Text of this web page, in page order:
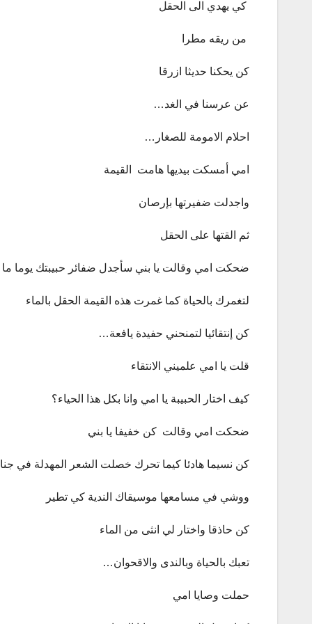
كي يهدي الى الحقل
من ريقه مطرا
كن يحكنا حديثا ازرقا
عن عرسنا في الغد…
احلام الامومة للصغار…
امي أمسكت بيديها هامت القيمة
واجدلت ضفيرتها بإرصان
ثم القتها على الحقل
ضحكت امي وقالت يا بني سأجدل ضفائر حبيبتك يوما ما
لتغمرك بالحياة كما غمرت هذه القيمة الحقل بالماء
كن إنتقائيا لتمنحني حفيدة يافعة…
قلت يا امي علميني الانتقاء
كيف اختار الحبيبة يا امي وانا بكل هذا الحياء؟
ضحكت امي وقالت كن خفيفا يا بني
كن نسيما هادئا كيما تحرك خصلت الشعر المهدلة في
ووشي في مسامعها موسيقاك الندية كي تطير
كن حاذقا واختار لي انثى من الماء
تعبك بالحياة وبالندى والاقحوان…
حملت وصايا امي